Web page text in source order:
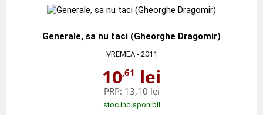
Generale, sa nu taci (Gheorghe Dragomir)
VREMEA- 2011
10,61 lei
PRP: 13,10 lei
stoc indisponibil